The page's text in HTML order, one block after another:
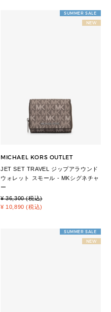
SUMMER SALE
NEW
MICHAEL KORS OUTLET
JET SET TRAVEL ジップアラウンド
ウォレット スモール - MKシグネチャ
ー
¥ 36,300 (税込)
¥ 10,890 (税込)
SUMMER SALE
NEW